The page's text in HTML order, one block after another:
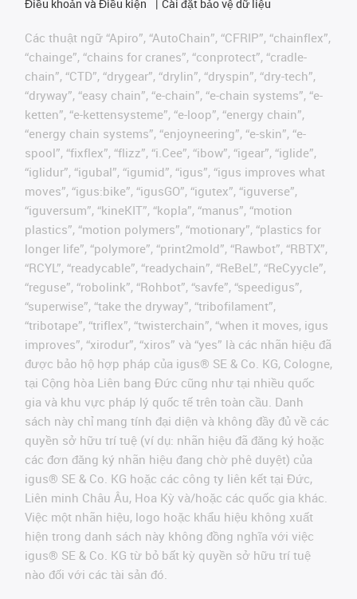
Điều khoản và Điều kiện
Cài đặt bảo vệ dữ liệu
Các thuật ngữ “Apiro”, “AutoChain”, “CFRIP”, “chainflex”,
“chainge”, “chains for cranes”, “conprotect”, “cradle-
chain”, “CTD”, “drygear”, “drylin”, “dryspin”, “dry-tech”,
“dryway”, “easy chain”, “e-chain”, “e-chain systems”, “e-
ketten”, “e-kettensysteme”, “e-loop”, “energy chain”,
“energy chain systems”, “enjoyneering”, “e-skin”, “e-
spool”, “fixflex”, “flizz”, “i.Cee”, “ibow”, “igear”, “iglide”,
“iglidur”, “igubal”, “igumid”, “igus”, “igus improves what
moves”, “igus:bike”, “igusGO”, “igutex”, “iguverse”,
“iguversum”, “kineKIT”, “kopla”, “manus”, “motion
plastics”, “motion polymers”, “motionary”, “plastics for
longer life”, “polymore”, “print2mold”, “Rawbot”, “RBTX”,
“RCYL”, “readycable”, “readychain”, “ReBeL”, “ReCyycle”,
“reguse”, “robolink”, “Rohbot”, “savfe”, “speedigus”,
“superwise”, “take the dryway”, “tribofilament”,
“tribotape”, “triflex”, “twisterchain”, “when it moves, igus
improves”, “xirodur”, “xiros” và “yes” là các nhãn hiệu đã
được bảo hộ hợp pháp của igus® SE & Co. KG, Cologne,
tại Cộng hòa Liên bang Đức cũng như tại nhiều quốc
gia và khu vực pháp lý quốc tế trên toàn cầu. Danh
sách này chỉ mang tính đại diện và không đầy đủ về các
quyền sở hữu trí tuệ (ví dụ: nhãn hiệu đã đăng ký hoặc
các đơn đăng ký nhãn hiệu đang chờ phê duyệt) của
igus® SE & Co. KG hoặc các công ty liên kết tại Đức,
Liên minh Châu Âu, Hoa Kỳ và/hoặc các quốc gia khác.
Việc một nhãn hiệu, logo hoặc khẩu hiệu không xuất
hiện trong danh sách này không đồng nghĩa với việc
igus® SE & Co. KG từ bỏ bất kỳ quyền sở hữu trí tuệ
nào đối với các tài sản đó.